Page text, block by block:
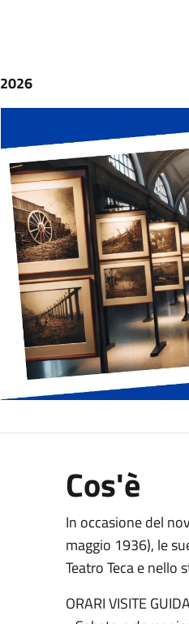
Cos'è
In occasione del
maggio 1936), le
Teatro Teca e nello
ORARI VISITE